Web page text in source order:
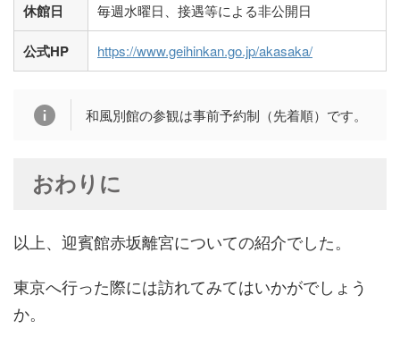
休館日 毎週水曜日、接遇等による非公開日
公式HP https://www.geihinkan.go.jp/akasaka/
和風別館の参観は事前予約制（先着順）です。
おわりに
以上、迎賓館赤坂離宮についての紹介でした。
東京へ行った際には訪れてみてはいかがでしょう
か。